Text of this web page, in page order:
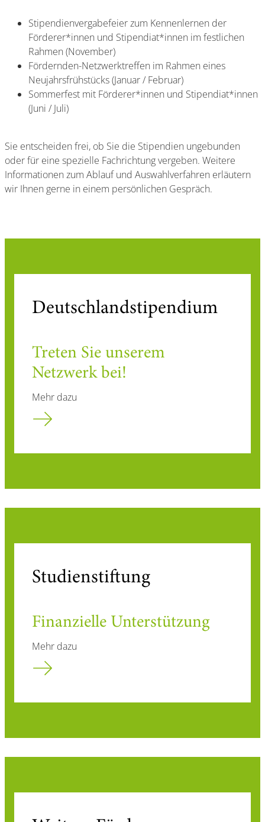
Stipendienvergabefeier zum Kennenlernen der
Förderer*innen und Stipendiat*innen im festlichen
Rahmen (November)
Fördernden-Netzwerktreffen im Rahmen eines
Neujahrsfrühstücks (Januar / Februar)
Sommerfest mit Förderer*innen und Stipendiat*innen
(Juni / Juli)
Sie entscheiden frei, ob Sie die Stipendien ungebunden
oder für eine spezielle Fachrichtung vergeben. Weitere
Informationen zum Ablauf und Auswahlverfahren erläutern
wir Ihnen gerne in einem persönlichen Gespräch.
Deutschlandstipendium
Treten Sie unserem
Netzwerk bei!
Mehr dazu
Studienstiftung
Finanzielle Unterstützung
Mehr dazu